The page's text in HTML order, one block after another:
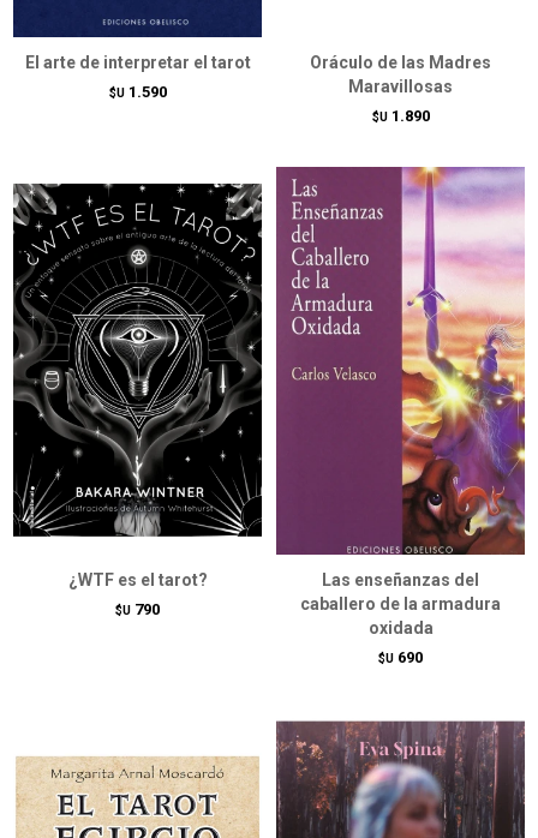
El arte de interpretar el tarot
$U 1.590
Oráculo de las Madres
Maravillosas
$U 1.890
¿WTF es el tarot?
$U 790
Las enseñanzas del
caballero de la armadura
oxidada
$U 690